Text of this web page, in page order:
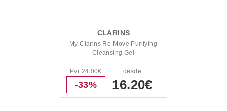
CLARINS
My Clarins Re-Move Purifying
Cleansing Gel
Pvr 24.00€
-33%
desde
16.20€